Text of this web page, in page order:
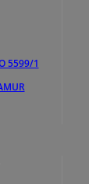
5599/1